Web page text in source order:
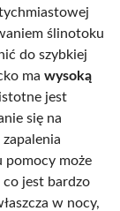
ślinotoku
do szybkiej
ma wysoką
jest
się na
pomocy może
co jest bardzo
w nocy,